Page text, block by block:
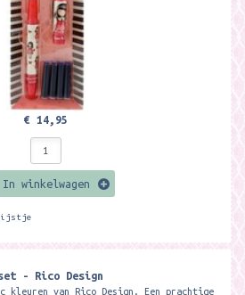
€ 14,95
In winkelwagen
- Rico Design
kleuren van Rico Design. Een prachtige